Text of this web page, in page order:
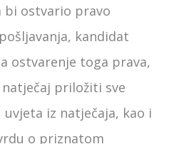
bi ostvario pravo
kandidat
ostvarenje toga prava,
priložiti sve
iz natječaja, kao i
o priznatom